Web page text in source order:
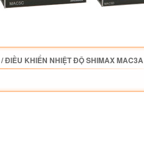
/ĐIỀU KHIỂN NHIỆT ĐỘ SHIMAX MAC3A